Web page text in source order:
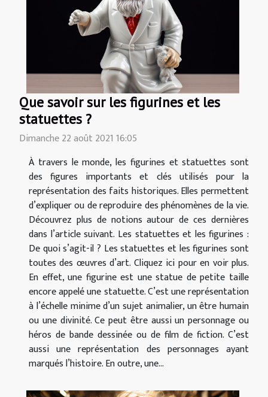
Que savoir sur les figurines et les
statuettes ?
Dimanche 22 août 2021 16:05
À travers le monde, les figurines et statuettes sont
des figures importants et clés utilisés pour la
représentation des faits historiques. Elles permettent
d’expliquer ou de reproduire des phénomènes de la vie.
Découvrez plus de notions autour de ces dernières
dans l’article suivant. Les statuettes et les figurines :
De quoi s’agit-il ? Les statuettes et les figurines sont
toutes des œuvres d’art. Cliquez ici pour en voir plus.
En effet, une figurine est une statue de petite taille
encore appelé une statuette. C’est une représentation
à l’échelle minime d’un sujet animalier, un être humain
ou une divinité. Ce peut être aussi un personnage ou
héros de bande dessinée ou de film de fiction. C’est
aussi une représentation des personnages ayant
marqués l’histoire. En outre, une...